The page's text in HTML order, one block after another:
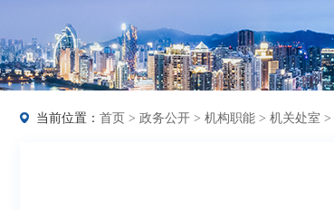
当前位置： 首页 > 政务公开 > 机构职能 > 机关处室 >